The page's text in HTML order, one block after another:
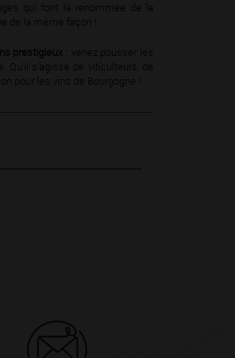
qui font la renommée de la
de la même façon !
prestigieux : venez pousser les
Qu’il s’agisse de viticulteurs, de
pour les vins de Bourgogne !